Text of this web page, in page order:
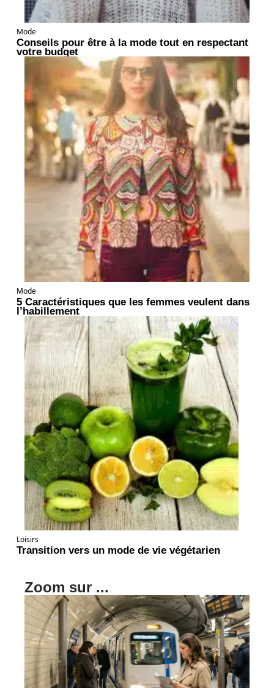
Mode
Conseils pour être à la mode tout en respectant
votre budget
Mode
5 Caractéristiques que les femmes veulent dans
l’habillement
Loisirs
Transition vers un mode de vie végétarien
Zoom sur ...